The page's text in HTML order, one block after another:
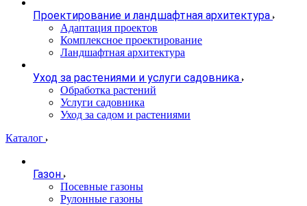
Проектирование и ландшафтная архитектура
Адаптация проектов
Комплексное проектирование
Ландшафтная архитектура
Уход за растениями и услуги садовника
Обработка растений
Услуги садовника
Уход за садом и растениями
Каталог
Газон
Посевные газоны
Рулонные газоны